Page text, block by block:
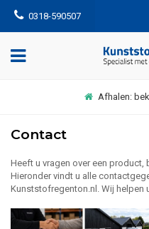
0318-590507
Afhalen:
Contact
Heeft u vragen over een
Hieronder vindt u alle
Kunststofregenton.nl. Wij helpen